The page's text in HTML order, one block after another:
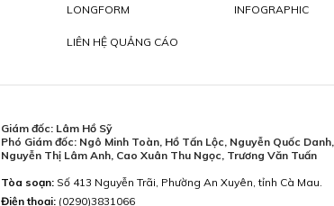
LONGFORM INFOGRAPHIC
LIÊN HỆ QUẢNG CÁO
Giám đốc: Lâm Hồ Sỹ
Phó Giám đốc: Ngô Minh Toàn, Hồ Tấn Lộc, Nguyễn Quốc Danh,
Nguyễn Thị Lâm Anh, Cao Xuân Thu Ngọc, Trương Văn Tuấn
Tòa soạn:Số 413 Nguyễn Trãi, Phường An Xuyên, tỉnh Cà Mau.
Điện thoại: (0290)3831066